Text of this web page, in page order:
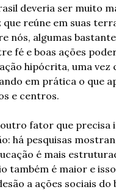
deveria ser muito
que reúne em suas
nós, algumas
fé e boas ações
hipócrita, uma vez
em prática o que
e centros.
fator que precisa
há pesquisas
é mais
também é maior e
a ações sociais do